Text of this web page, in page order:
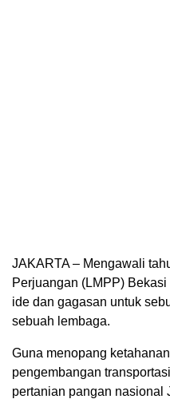
JAKARTA – Mengawali
Perjuangan (LMPP)
ide dan gagasan untuk
sebuah lembaga.
Guna menopang
pengembangan
pertanian pangan nasional